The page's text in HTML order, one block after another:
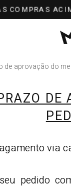
COMPRAS
de aprovação do
DE
via
pedido